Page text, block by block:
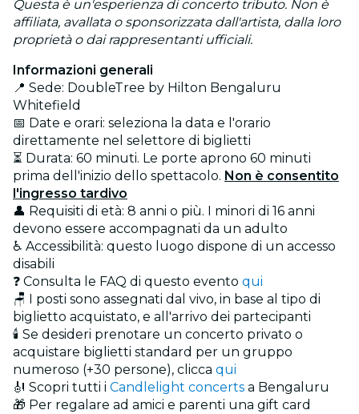
Questa è un'esperienza di concerto tributo. Non è
affiliata, avallata o sponsorizzata dall'artista, dalla loro
proprietà o dai rappresentanti ufficiali.
Informazioni generali
📍 Sede: DoubleTree by Hilton Bengaluru
Whitefield
📅 Date e orari: seleziona la data e l'orario
direttamente nel selettore di biglietti
⏳ Durata: 60 minuti. Le porte aprono 60 minuti
prima dell'inizio dello spettacolo. Non è consentito
l'ingresso tardivo
👤 Requisiti di età: 8 anni o più. I minori di 16 anni
devono essere accompagnati da un adulto
♿ Accessibilità: questo luogo dispone di un accesso
disabili
❓ Consulta le FAQ di questo evento qui
🪑 I posti sono assegnati dal vivo, in base al tipo di
biglietto acquistato, e all'arrivo dei partecipanti
🕯️ Se desideri prenotare un concerto privato o
acquistare biglietti standard per un gruppo
numeroso (+30 persone), clicca qui
🎻 Scopri tutti i Candlelight concerts a Bengaluru
🎁 Per regalare ad amici e parenti una gift card